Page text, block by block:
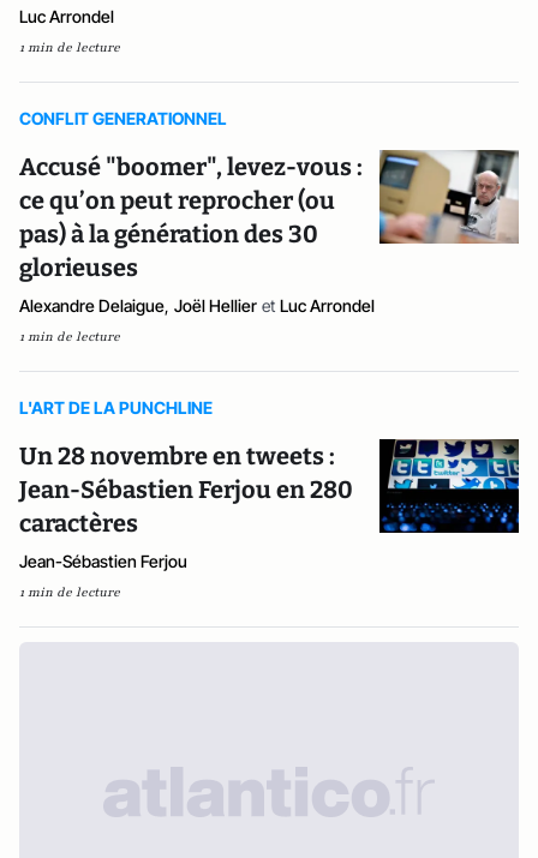
Luc Arrondel
1 min de lecture
CONFLIT GENERATIONNEL
Accusé "boomer", levez-vous :
ce qu’on peut reprocher (ou
pas) à la génération des 30
glorieuses
Alexandre Delaigue, Joël Hellier et Luc Arrondel
1 min de lecture
L'ART DE LA PUNCHLINE
Un 28 novembre en tweets :
Jean-Sébastien Ferjou en 280
caractères
Jean-Sébastien Ferjou
1 min de lecture